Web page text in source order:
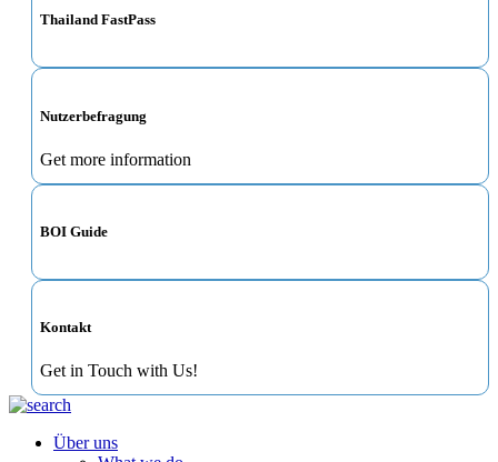
Thailand FastPass
Nutzerbefragung
Get more information
BOI Guide
Kontakt
Get in Touch with Us!
Über uns